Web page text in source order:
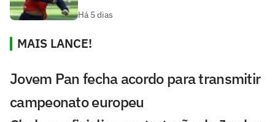
Há 5 dias
MAIS LANCE!
Jovem Pan fecha acordo para transmitir
campeonato europeu